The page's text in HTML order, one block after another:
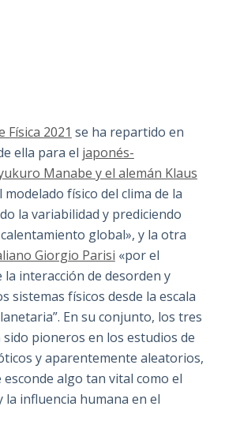
Física 2021 se ha repartido en
ella para el japonés-
Manabe y el alemán Klaus
modelado físico del clima de la
la variabilidad y prediciendo
global», y la otra
Giorgio Parisi «por el
interacción de desorden y
sistemas físicos desde la escala
En su conjunto, los tres
pioneros en los estudios de
y aparentemente aleatorios,
algo tan vital como el
la influencia humana en el